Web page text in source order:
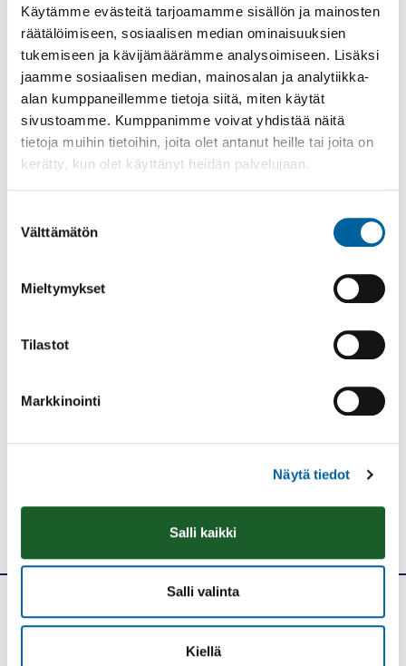
Käytämme evästeitä tarjoamamme sisällön ja mainosten
räätälöimiseen, sosiaalisen median ominaisuuksien
tukemiseen ja kävijämäärämme analysoimiseen. Lisäksi
jaamme sosiaalisen median, mainosalan ja analytiikka-
alan kumppaneillemme tietoja siitä, miten käytät
sivustoamme. Kumppanimme voivat yhdistää näitä
tietoja muihin tietoihin, joita olet antanut heille tai joita on
kerätty, kun olet käyttänyt heidän palvelujaan.
valinta
Välttämätön
Mieltymykset
Tilastot
Markkinointi
Näytä tiedot
Salli kaikki
Salli valinta
Kiellä
VARHAISKASVATUS
ESIOPETUS
PERUSOPETUS
LUKIO
KANSALAISOPISTO
AJANKOHTAISTA
OPETTAJAKSI OPISTOON
OPISKELIJAINFO
Ikaalisten kaupunki